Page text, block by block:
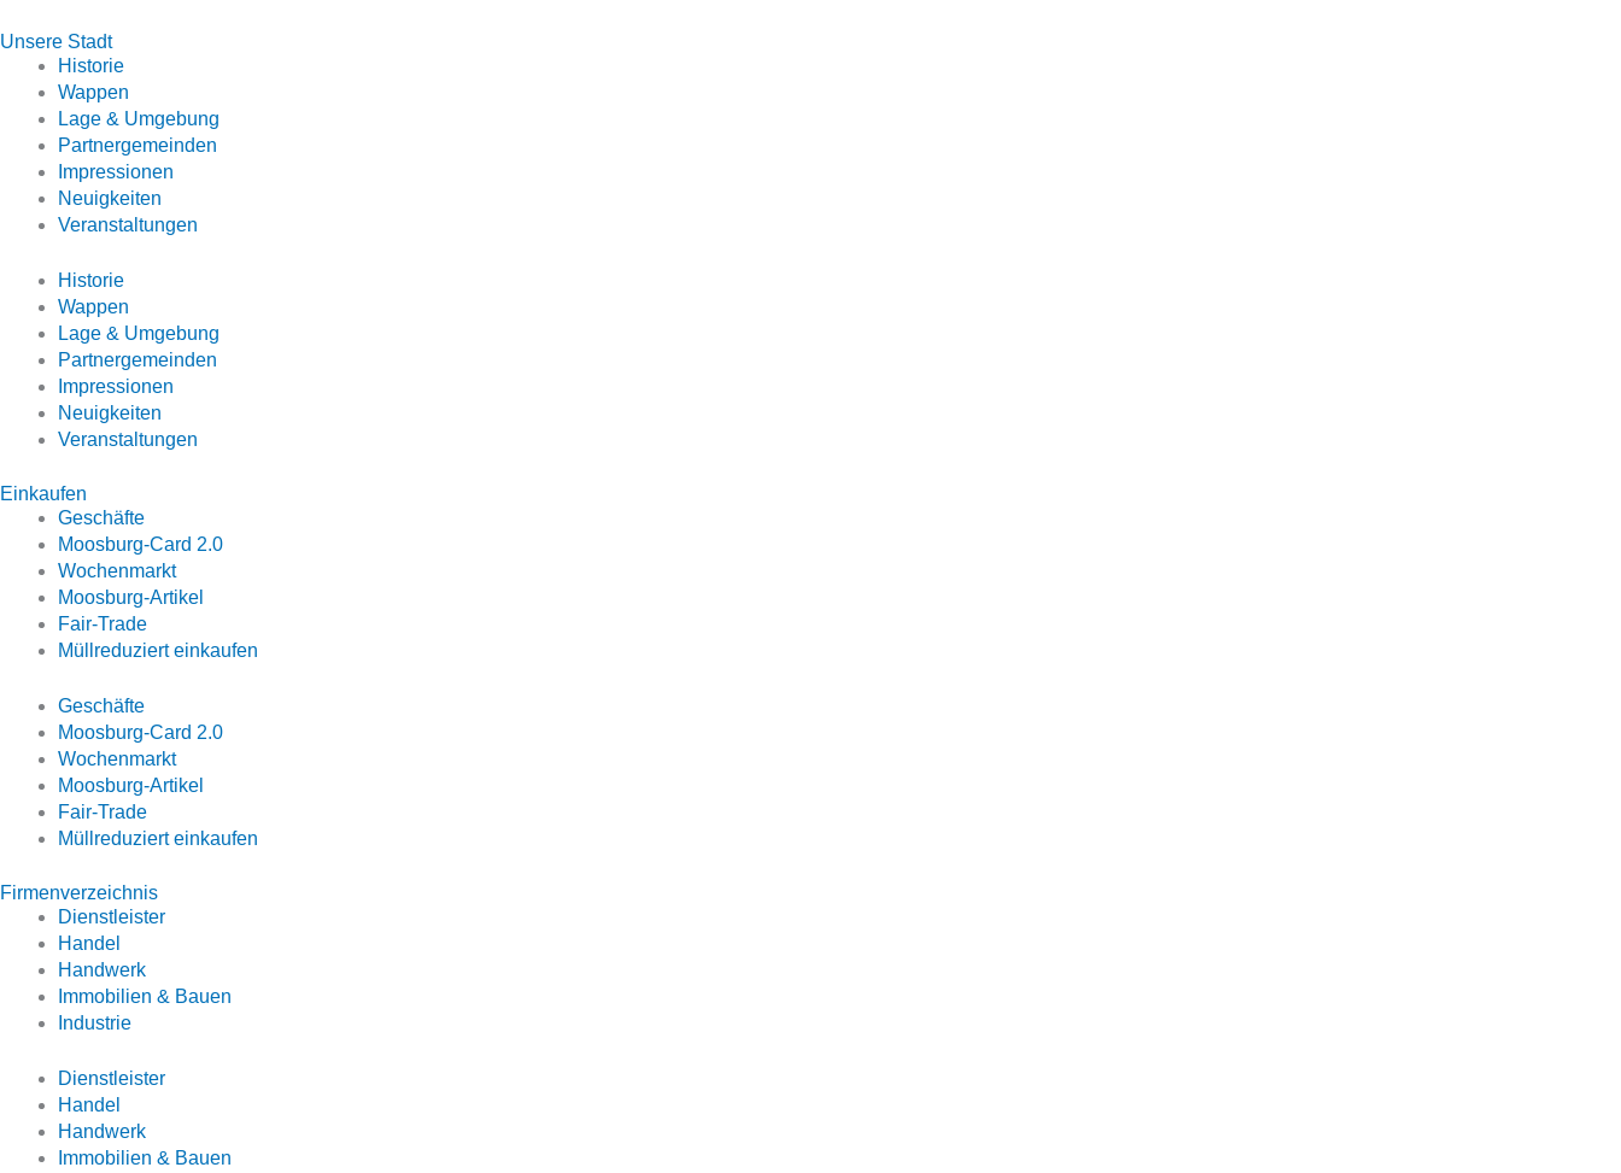
Unsere Stadt
Historie
Wappen
Lage & Umgebung
Partnergemeinden
Impressionen
Neuigkeiten
Veranstaltungen
Historie
Wappen
Lage & Umgebung
Partnergemeinden
Impressionen
Neuigkeiten
Veranstaltungen
Einkaufen
Geschäfte
Moosburg-Card 2.0
Wochenmarkt
Moosburg-Artikel
Fair-Trade
Müllreduziert einkaufen
Geschäfte
Moosburg-Card 2.0
Wochenmarkt
Moosburg-Artikel
Fair-Trade
Müllreduziert einkaufen
Firmenverzeichnis
Dienstleister
Handel
Handwerk
Immobilien & Bauen
Industrie
Dienstleister
Handel
Handwerk
Immobilien & Bauen